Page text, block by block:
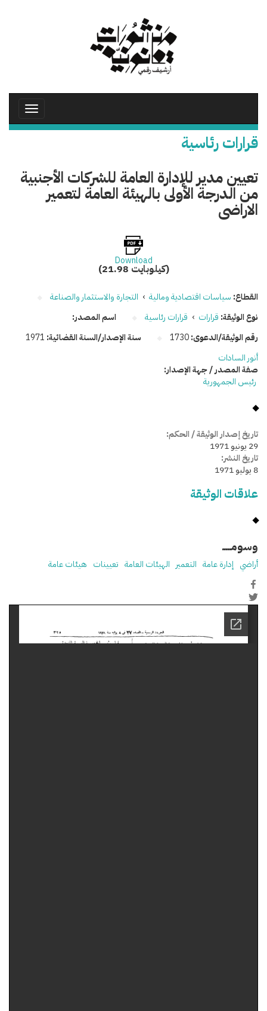
Toggle
قرارات رئاسية
تعيين مدير للإدارة العامة للشركات الأجنبية
من الدرجة الأولى بالهيئة العامة لتعمير
الاراضى
Download
(21.98 كيلوبايت)
القطاع: سياسات اقتصادية ومالية › التجارة والاستثمار والصناعة
نوع الوثيقة: قرارات › قرارات رئاسية
رقم الوثيقة/الدعوى:1730 سنة الإصدار/السنة القضائية: 1971
اسم المصدر:
أنور السادات
صفة المصدر / جهة الإصدار:
رئيس الجمهورية
تاريخ إصدار الوثيقة / الحكم:
29 يونيو 1971
تاريخ النشر:
8 يوليو 1971
علاقات الوثيقة
وسومـــــ
أراضي إدارة عامة التعمير الهيئات العامة تعيينات هيئات عامة